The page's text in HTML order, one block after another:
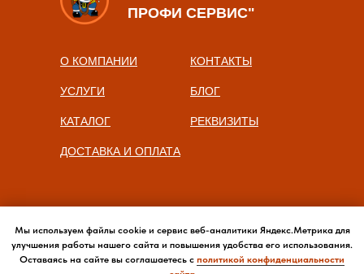
ПРОФИ СЕРВИС"
О КОМПАНИИ
УСЛУГИ
КАТАЛОГ
ДОСТАВКА И ОПЛАТА
КОНТАКТЫ
РЕКВИЗИТЫ
БЛОГ
Мы используем файлы cookie и сервис веб-аналитики Яндекс.Метрика для
улучшения работы нашего сайта и повышения удобства его использования.
Оставаясь на сайте вы соглашаетесь с политикой конфиденциальности